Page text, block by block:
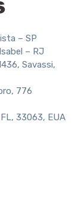
– SP
– RJ
Savassi,
776
33063, EUA